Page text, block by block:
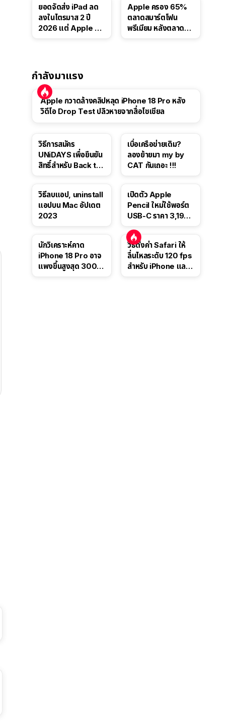
ยอดจัดส่ง iPad ลด
ลงในไตรมาส 2 ปี
2026 แต่ Apple ยัง
Apple ครอง 65%
ตลาดสมาร์ตโฟน
พรีเมียม หลังตลาดทำ
กำลังมาแรง
Apple กวาดล้างคลิปหลุด iPhone 18 Pro หลัง
วิดีโอ Drop Test ปลิวหายจากสื่อโซเชียล
วิธีการสมัคร
UNiDAYS เพื่อยืนยัน
สิทธิ์สำหรับ Back to
เบื่อเครือข่ายเดิม?
ลองย้ายมา my by
CAT กันเถอะ !!!
วิธีลบแอป, uninstall
แอปบน Mac อัปเดต
2023
เปิดตัว Apple
Pencil ใหม่ใช้พอร์ต
USB-C ราคา 3,190
นี้
นักวิเคราะห์คาด
iPhone 18 Pro อาจ
แพงขึ้นสูงสุด 300
วิธีตั้งค่า Safari ให้
ลื่นไหลระดับ 120 fps
สำหรับ iPhone และ